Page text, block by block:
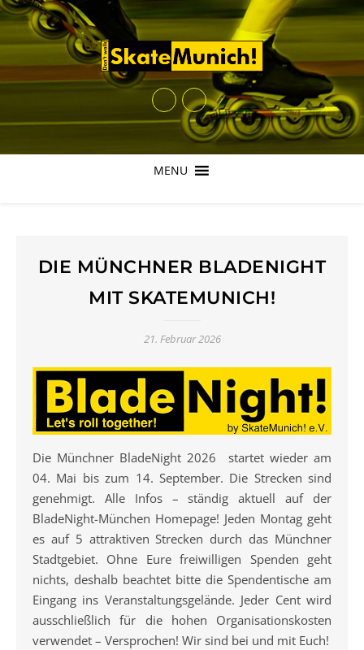
MENU
DIE MÜNCHNER BLADENIGHT
MIT SKATEMUNICH!
21. Februar 2026
Die Münchner BladeNight 2026 startet wieder am
04. Mai bis zum 14. September. Die Strecken sind
genehmigt. Alle Infos – ständig aktuell auf der
BladeNight-München Homepage! Jeden Montag geht
es auf 5 attraktiven Strecken durch das Münchner
Stadtgebiet. Ohne Eure freiwilligen Spenden geht
nichts, deshalb beachtet bitte die Spendentische am
Eingang ins Veranstaltungsgelände. Jeder Cent wird
ausschließlich für die hohen Organisationskosten
verwendet – Versprochen! Wir sind bei und mit Euch!